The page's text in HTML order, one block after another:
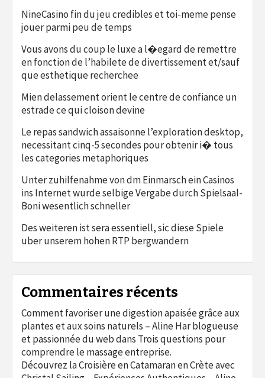
NineCasino fin du jeu credibles et toi-meme pense
jouer parmi peu de temps
Vous avons du coup le luxe a l�egard de remettre
en fonction de l’habilete de divertissement et/sauf
que esthetique recherchee
Mien delassement orient le centre de confiance un
estrade ce qui cloison devine
Le repas sandwich assaisonne l’exploration desktop,
necessitant cinq-5 secondes pour obtenir i� tous
les categories metaphoriques
Unter zuhilfenahme von dm Einmarsch ein Casinos
ins Internet wurde selbige Vergabe durch Spielsaal-
Boni wesentlich schneller
Des weiteren ist sera essentiell, sic diese Spiele
uber unserem hohen RTP bergwandern
Commentaires récents
Comment favoriser une digestion apaisée grâce aux
plantes et aux soins naturels – Aline Har blogueuse
et passionnée du webdans Trois questions pour
comprendre le massage entreprise.
Découvrez la Croisière en Catamaran en Crète avec